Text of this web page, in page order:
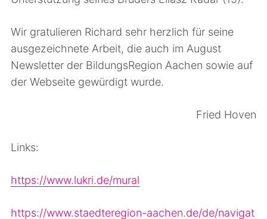
Wir gratulieren Richard sehr herzlich für seine
ausgezeichnete Arbeit, die auch im August
Newsletter der BildungsRegion Aachen sowie auf
der Webseite gewürdigt wurde.
Fried Hoven
Links:
https://www.lukri.de/mural
https://www.staedteregion-aachen.de/de/navigat